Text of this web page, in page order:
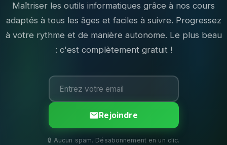
Maîtriser les outils informatiques grâce à nos cours
adaptés à tous les âges et faciles à suivre. Progressez
à votre rythme et de manière autonome. Le plus beau
: c'est complètement gratuit !
Rejoindre